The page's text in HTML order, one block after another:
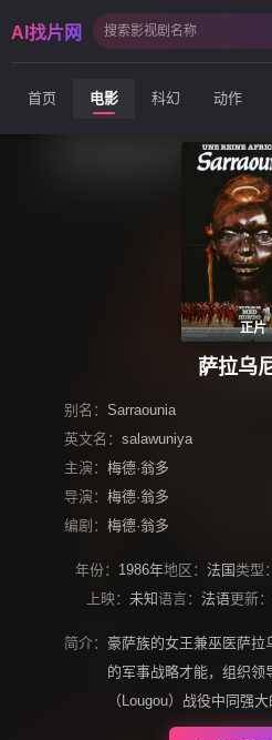
AI找片网
首页 电影 科幻 动作
正片
萨拉乌
别名： Sarraounia
英文名： salawuniya
主演： 梅德·翁多
导演： 梅德·翁多
编剧： 梅德·翁多
年份： 1986年地区： 法国 类型：
上映： 未知语言： 法语更新：
简介： 豪萨族的女王兼巫医萨拉
的军事战略才能，组织
（Lougou）战役中同强